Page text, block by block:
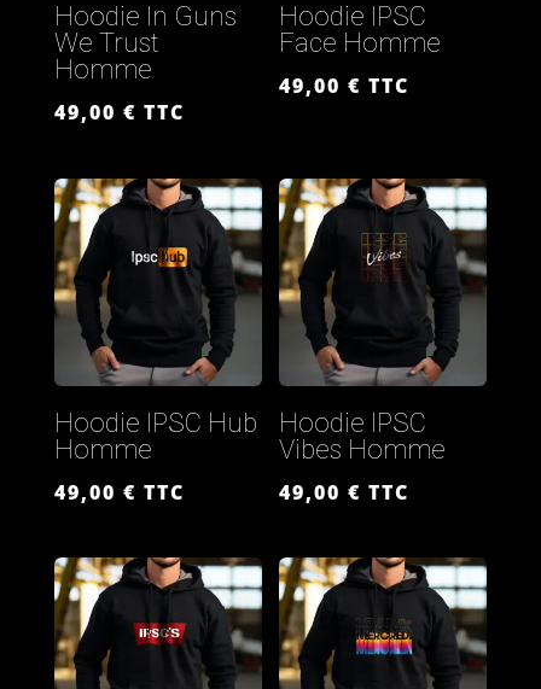
Hoodie In Guns
We Trust
Homme
49,00 € TTC
Hoodie IPSC
Face Homme
49,00€ TTC
Hoodie IPSC Hub
Homme
49,00 € TTC
Hoodie IPSC
Vibes Homme
49,00€ TTC